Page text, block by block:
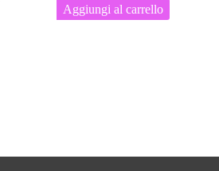
Aggiungi al carrello